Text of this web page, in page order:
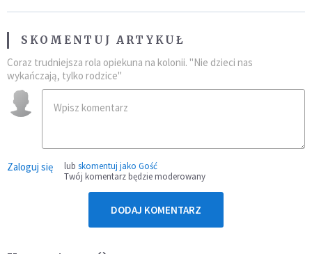
SKOMENTUJ ARTYKUŁ
Coraz trudniejsza rola opiekuna na kolonii. "Nie dzieci nas
wykańczają, tylko rodzice"
Zaloguj się lub skomentuj jako Gość
Twój komentarz będzie moderowany
DODAJ KOMENTARZ